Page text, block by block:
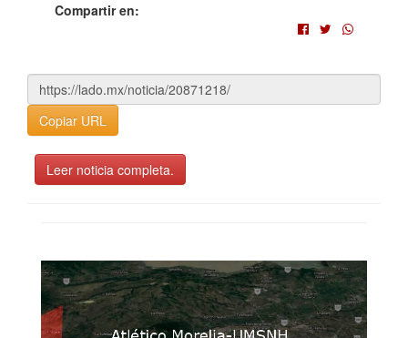
Compartir en:
Copiar URL
Leer noticia completa.